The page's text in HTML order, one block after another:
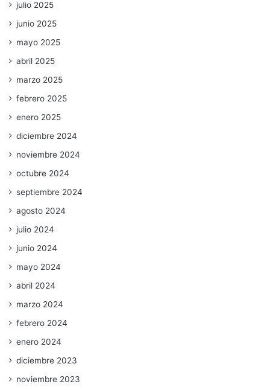
julio 2025
junio 2025
mayo 2025
abril 2025
marzo 2025
febrero 2025
enero 2025
diciembre 2024
noviembre 2024
octubre 2024
septiembre 2024
agosto 2024
julio 2024
junio 2024
mayo 2024
abril 2024
marzo 2024
febrero 2024
enero 2024
diciembre 2023
noviembre 2023